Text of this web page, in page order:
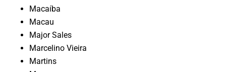
Macaíba
Macau
Major Sales
Marcelino Vieira
Martins